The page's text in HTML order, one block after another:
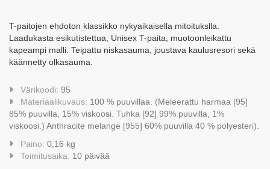
T-paitojen ehdoton klassikko nykyaikaisella mitoitukslla.
Laadukasta esikutistettua, Unisex T-paita, muotoonleikattu
kapeampi malli. Teipattu niskasauma, joustava kaulusresori sekä
käännetty olkasauma.
Värikoodi: 95
Materiaalikuvaus: 100 % puuvillaa. (Meleerattu harmaa [95]
85% puuvilla, 15% viskoosi. Tuhka [92] 99% puuvilla, 1%
viskoosi.) Anthracite melange [955] 60% puuvilla 40 % polyesteri).
Paino: 0,16 kg
Toimitusaika: 10 päivää